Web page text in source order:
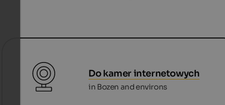
Do kamer internetowych
in Bozen and environs